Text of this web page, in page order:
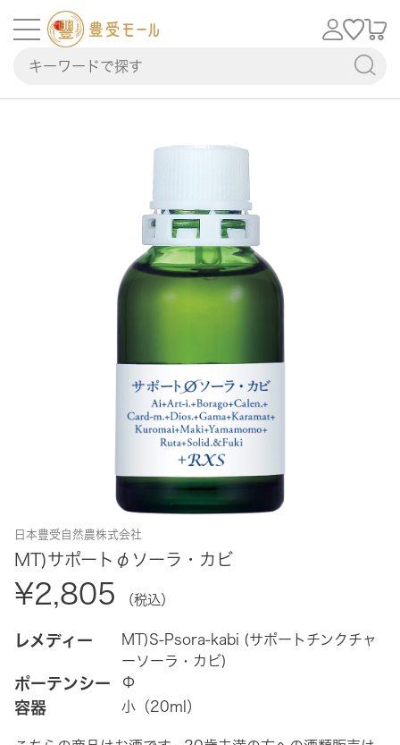
日本豊受自然農株式会社
MT)サポートφソーラ・カビ
¥2,805 （税込）
レメディー
MT)S-Psora-kabi (サポートチンクチャ
ーソーラ・カビ)
ポーテンシー Φ
容器 小（20ml）